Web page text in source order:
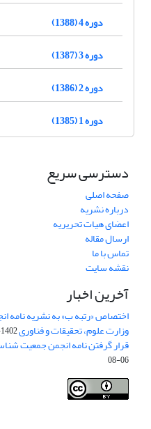
دوره 4 (1388)
دوره 3 (1387)
دوره 2 (1386)
دوره 1 (1385)
دسترسی سریع
صفحه اصلی
درباره نشریه
اعضای هیات تحریریه
ارسال مقاله
تماس با ما
نقشه سایت
آخرین اخبار
اختصاص «رتبه ب» به نشریه نامه
وزارت علوم، تحقیقات و فناوری1402-12-08
قرار گرفتن نامه انجمن جمعیت
06-08